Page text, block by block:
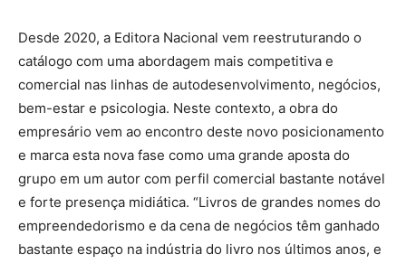
Desde 2020, a Editora Nacional vem reestruturando o
catálogo com uma abordagem mais competitiva e
comercial nas linhas de autodesenvolvimento, negócios,
bem-estar e psicologia. Neste contexto, a obra do
empresário vem ao encontro deste novo posicionamento
e marca esta nova fase como uma grande aposta do
grupo em um autor com perfil comercial bastante notável
e forte presença midiática. “Livros de grandes nomes do
empreendedorismo e da cena de negócios têm ganhado
bastante espaço na indústria do livro nos últimos anos, e